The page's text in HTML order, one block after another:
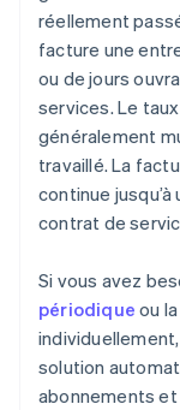
réellement
facture une
ou de jours
services. Le
généralement
travaillé. La
continue
contrat de
Si vous avez
périodique ou
individuellement,
solution
abonnements